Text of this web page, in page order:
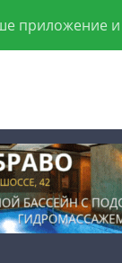
приложение